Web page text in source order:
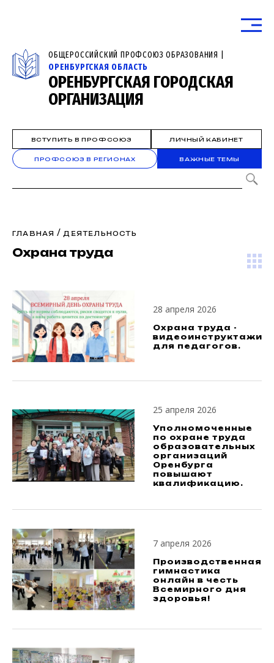
ОБЩЕРОССИЙСКИЙ ПРОФСОЮЗ ОБРАЗОВАНИЯ |
ОРЕНБУРГСКАЯ ОБЛАСТЬ
ОРЕНБУРГСКАЯ ГОРОДСКАЯ
ОРГАНИЗАЦИЯ
ВСТУПИТЬ В ПРОФСОЮЗ ЛИЧНЫЙ КАБИНЕТ
ПРОФСОЮЗ В РЕГИОНАХ ВАЖНЫЕ ТЕМЫ
ГЛАВНАЯ /ДЕЯТЕЛЬНОСТЬ
Охрана труда
28 апреля 2026
Охрана труда -
видеоинструктажи
для педагогов.
25 апреля 2026
Уполномоченные
по охране труда
образовательных
организаций
Оренбурга
повышают
квалификацию.
7 апреля 2026
Производственная
гимнастика
онлайн в честь
Всемирного дня
здоровья!